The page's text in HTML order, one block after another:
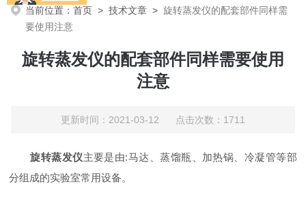
当前位置：首页 >技术文章 >旋转蒸发仪的配套部件同样需
要使用注意
旋转蒸发仪的配套部件同样需要使用
注意
更新时间：2021-03-12 点击次数：1711
旋转蒸发仪主要是由:马达、蒸馏瓶、加热锅、冷凝管等部
分组成的实验室常用设备。